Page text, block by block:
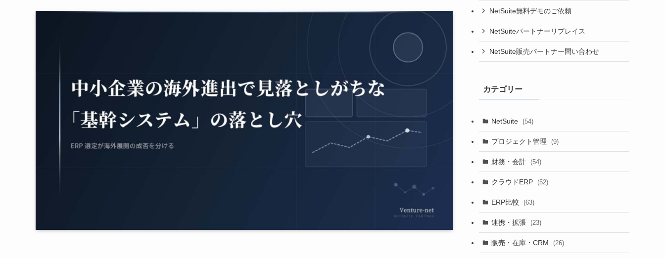
NetSuite無料デモのご依頼
NetSuiteパートナーリプレイス
NetSuite販売パートナー問い合わせ
カテゴリー
NetSuite (54)
プロジェクト管理 (9)
財務・会計 (54)
クラウドERP (52)
ERP比較 (63)
連携・拡張 (23)
販売・在庫・CRM (26)